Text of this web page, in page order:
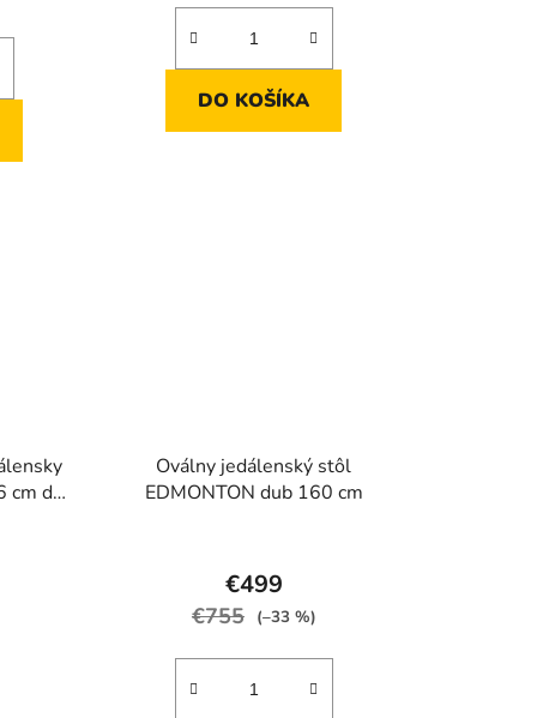
je
4,7
5
DO KOŠÍKA
dub
Oválny jedálenský stôl
EDMONTON dub 160 cm
hodnotenie
produktu
z
€499
€755 (–33 %)